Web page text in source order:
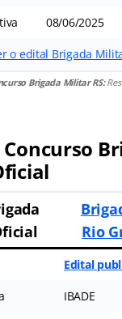
08/06/2025
o edital Brigada
Brigada Militar RS:
Concurso
Rio
Edital
IBADE